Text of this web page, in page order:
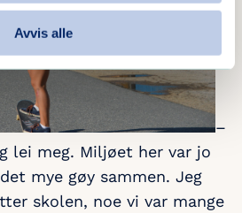
Avvis alle
–
lei meg. Miljøet her var jo
mye gøy sammen. Jeg
skolen, noe vi var mange